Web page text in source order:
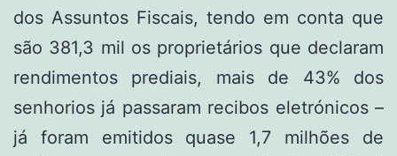
dos Assuntos Fiscais, tendo em conta que
são 381,3 mil os proprietários que declaram
rendimentos prediais, mais de 43% dos
senhorios já passaram recibos eletrónicos –
já foram emitidos quase 1,7 milhões de